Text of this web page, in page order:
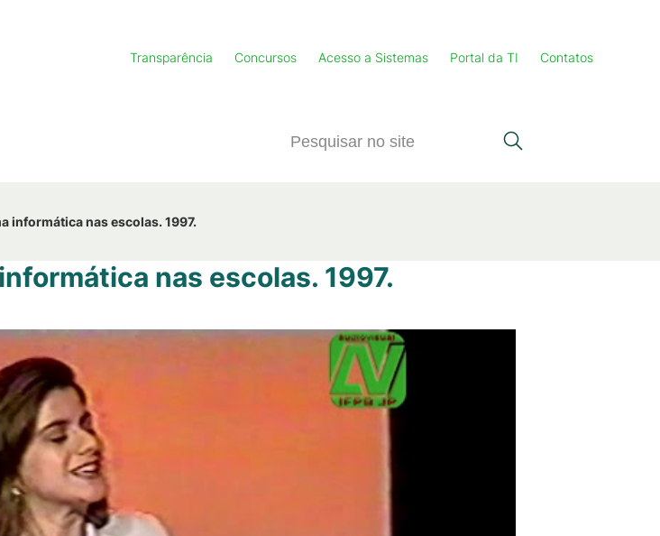
Transparência Concursos Acesso a Sistemas Portal da TI Contatos
informática nas escolas. 1997.
nas escolas. 1997.